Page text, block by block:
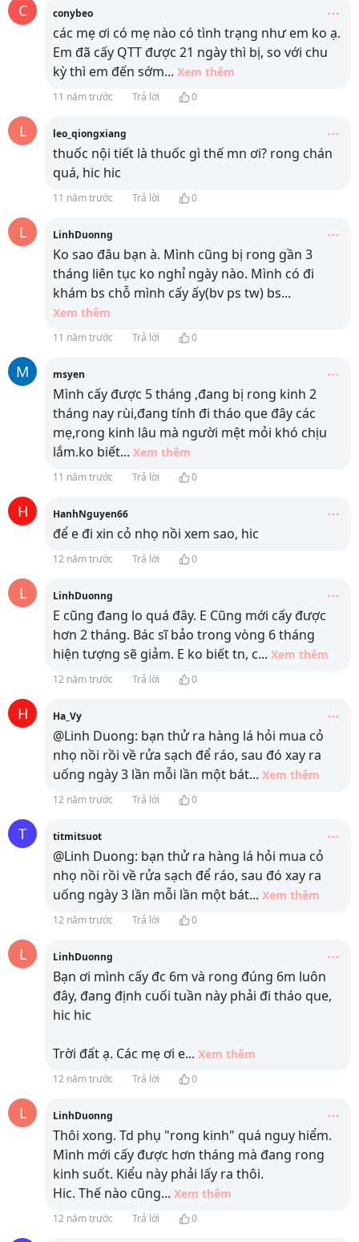
C conybeo
các mẹ ơi có mẹ nào có tình trạng như em ko ạ.
Em đã cấy QTT được 21 ngày thì bị, so với chu
kỳ thì em đến sớm... Xem thêm
11 năm trước Trả lời 0
L leo_qiongxiang
thuốc nội tiết là thuốc gì thế mn ơi? rong chán
quá, hic hic
11 năm trước Trả lời 0
L LinhDuonng
Ko sao đâu bạn à. Mình cũng bị rong gần 3
tháng liên tục ko nghỉ ngày nào. Mình có đi
khám bs chỗ mình cấy ấy(bv ps tw) bs...
Xem thêm
11 năm trước Trả lời 0
M msyen
Mình cấy được 5 tháng ,đang bị rong kinh 2
tháng nay rùi,đang tính đi tháo que đây các
mẹ,rong kinh lâu mà người mệt mỏi khó chịu
lắm.ko biết... Xem thêm
11 năm trước Trả lời 0
H HanhNguyen66
để e đi xin cỏ nhọ nồi xem sao, hic
12 năm trước Trả lời 0
L LinhDuonng
E cũng đang lo quá đây. E Cũng mới cấy được
hơn 2 tháng. Bác sĩ bảo trong vòng 6 tháng
hiện tượng sẽ giảm. E ko biết tn, c... Xem thêm
12 năm trước Trả lời 0
H Ha_Vy
@Linh Duong: bạn thử ra hàng lá hỏi mua cỏ
nhọ nồi rồi về rửa sạch để ráo, sau đó xay ra
uống ngày 3 lần mỗi lần một bát... Xem thêm
12 năm trước Trả lời 0
T titmitsuot
@Linh Duong: bạn thử ra hàng lá hỏi mua cỏ
nhọ nồi rồi về rửa sạch để ráo, sau đó xay ra
uống ngày 3 lần mỗi lần một bát... Xem thêm
12 năm trước Trả lời 0
L LinhDuonng
Bạn ơi mình cấy đc 6m và rong đúng 6m luôn
đây, đang định cuối tuần này phải đi tháo que,
hic hic
Trời đất ạ. Các mẹ ơi e... Xem thêm
12 năm trước Trả lời 0
L LinhDuonng
Thôi xong. Td phụ "rong kinh" quá nguy hiểm.
Mình mới cấy được hơn tháng mà đang rong
kinh suốt. Kiểu này phải lấy ra thôi.
Hic. Thế nào cũng... Xem thêm
12 năm trước Trả lời 0